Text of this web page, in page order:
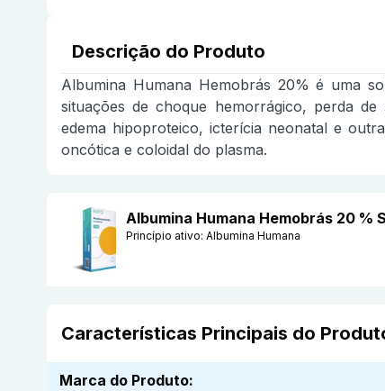
Descrição do Produto
Albumina Humana Hemobrás 20% é uma
situações de choque hemorrágico, perda
edema hipoproteico, icterícia neonatal e
oncótica e coloidal do plasma.
Albumina Humana Hemobrás 20 %
Princípio ativo: Albumina Humana
Características Principais do
Marca do Produto: